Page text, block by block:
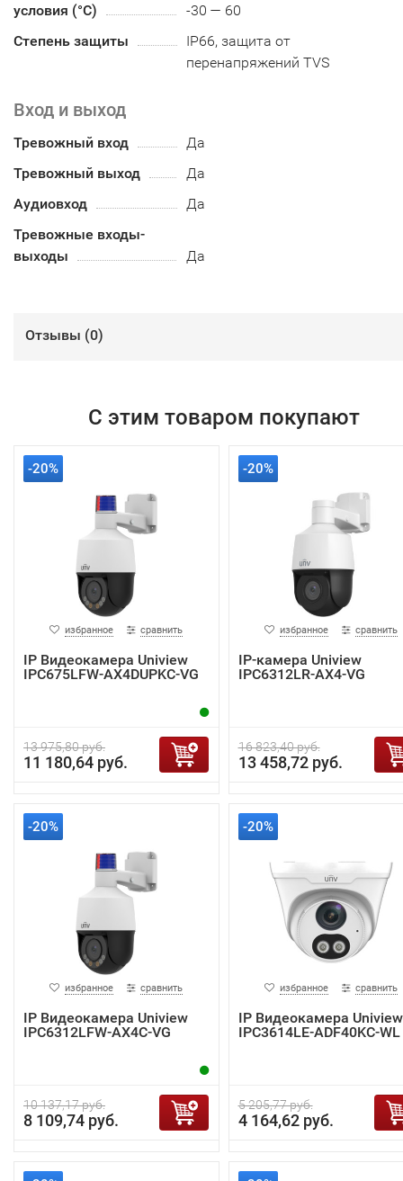
условия (°С)
-30 — 60
Степень защиты
IP66, защита от
перенапряжений TVS
Вход и выход
Тревожный вход
Да
Тревожный выход
Да
Аудиовход
Да
Тревожные входы-
выходы
Да
Отзывы (0)
С этим товаром покупают
-20%
избранное сравнить
IP Видеокамера Uniview
IPC675LFW-AX4DUPKC-VG
13 975,80 руб.
11 180,64 руб.
-20%
избранное сравнить
IP-камера Uniview
IPC6312LR-AX4-VG
16 823,40 руб.
13 458,72 руб.
-20%
избранное сравнить
IP Видеокамера Uniview
IPC6312LFW-AX4C-VG
10 137,17 руб.
8 109,74 руб.
-20%
избранное сравнить
IP Видеокамера Uniview
IPC3614LE-ADF40KC-WL
5 205,77 руб.
4 164,62 руб.